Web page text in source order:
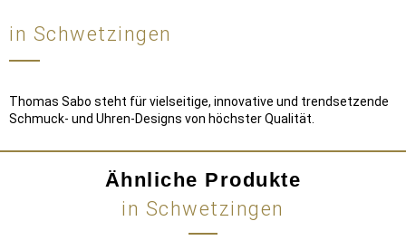
in Schwetzingen
Thomas Sabo steht für vielseitige, innovative und trendsetzende
Schmuck- und Uhren-Designs von höchster Qualität.
Ähnliche Produkte
in Schwetzingen